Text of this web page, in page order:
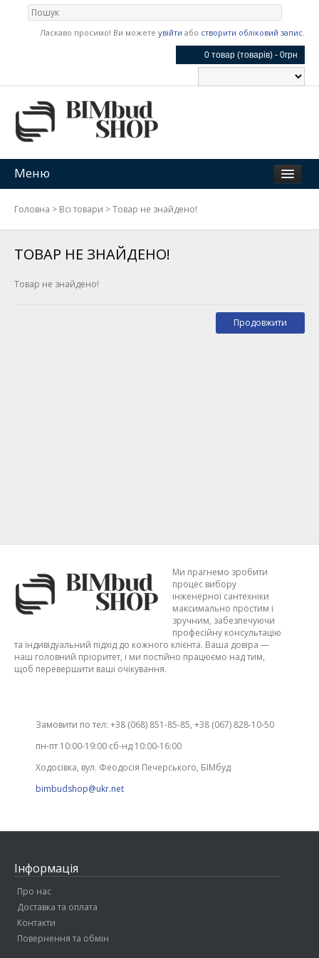
Ласкаво просимо! Ви можете увійти або створити обліковий запис.
0 товар (товарів) - 0грн
Меню
Головна > Всі товари >Товар не знайдено!
ТОВАР НЕ ЗНАЙДЕНО!
Товар не знайдено!
Продовжити
Ми прагнемо зробити
процес вибору
інженерної сантехніки
максимально простим і
зручним, забезпечуючи
професійну консультацію
та індивідуальний підхід до кожного клієнта. Ваша довіра —
наш головний пріоритет, і ми постійно працюємо над тим,
щоб перевершити ваші очікування.
Замовити по тел: +38 (068) 851-85-85, +38 (067) 828-10-50
пн-пт 10:00-19:00 сб-нд 10:00-16:00
Ходосівка, вул. Феодосія Печерського, БІМбуд
bimbudshop@ukr.net
Інформація
Про нас
Доставка та оплата
Контакти
Повернення та обмін